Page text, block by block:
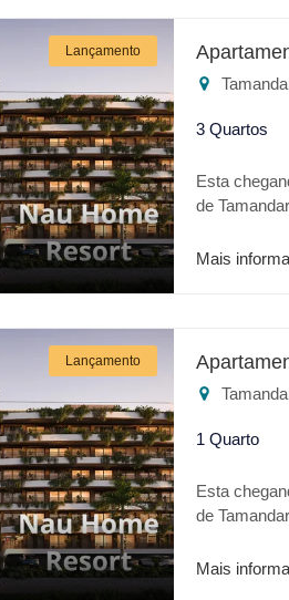
Lançamento
3 Quartos
Esta
de
Tamandaré.
para investir
Mais
Lançamento
1 Quarto
Esta
de
Tamandaré.
Mais